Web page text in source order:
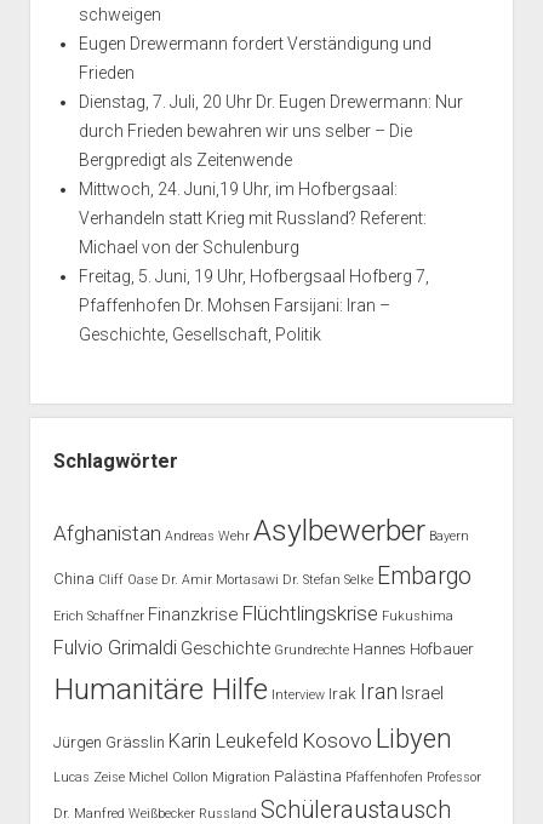
schweigen
Eugen Drewermann fordert Verständigung und
Frieden
Dienstag, 7. Juli, 20 Uhr Dr. Eugen Drewermann: Nur
durch Frieden bewahren wir uns selber – Die
Bergpredigt als Zeitenwende
Mittwoch, 24. Juni,19 Uhr, im Hofbergsaal:
Verhandeln statt Krieg mit Russland? Referent:
Michael von der Schulenburg
Freitag, 5. Juni, 19 Uhr, Hofbergsaal Hofberg 7,
Pfaffenhofen Dr. Mohsen Farsijani: Iran –
Geschichte, Gesellschaft, Politik
Schlagwörter
Afghanistan Andreas Wehr Asylbewerber Bayern
China Cliff Oase Dr. Amir Mortasawi Dr. Stefan Selke Embargo
Erich Schaffner Finanzkrise Flüchtlingskrise Fukushima
Fulvio Grimaldi Geschichte Grundrechte Hannes Hofbauer
Humanitäre Hilfe Interview Irak Iran Israel
Jürgen Grässlin Karin Leukefeld Kosovo Libyen
Lucas Zeise Michel Collon Migration Palästina Pfaffenhofen Professor
Dr. Manfred Weißbecker Russland Schüleraustausch